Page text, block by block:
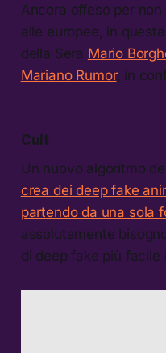
Ancora offeso per
alle europee, in
della Sera Mario
Mariano Rumor, in
Cult
Un nuovo algoritmo
crea dei deep fake
partendo da una sola
assolutamente
di deep fake più facile